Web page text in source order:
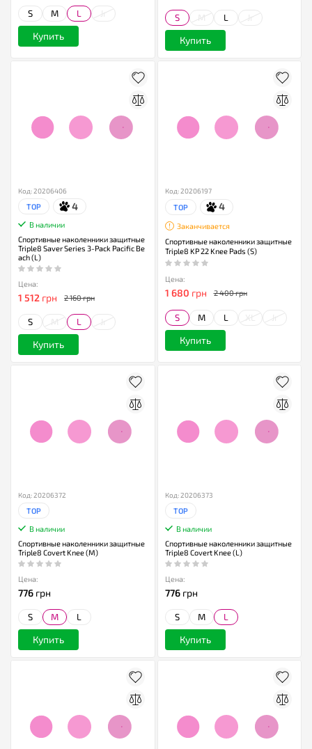
S M L
Купить
S L
Купить
Код: 20206406
TOP 4
В наличии
Спортивные наколенники защитные
Triple8 Saver Series 3-Pack Pacific Be
ach (L)
Цена:
1 512 грн 2 160 грн
S L
Купить
Код: 20206197
TOP 4
Заканчивается
Спортивные наколенники защитные
Triple8 KP 22 Knee Pads (S)
Цена:
1 680 грн 2 400 грн
S M L
Купить
Код: 20206372
TOP
В наличии
Спортивные наколенники защитные
Triple8 Covert Knee (M)
Цена:
776 грн
S M L
Купить
Код: 20206373
TOP
В наличии
Спортивные наколенники защитные
Triple8 Covert Knee (L)
Цена:
776грн
S M L
Купить